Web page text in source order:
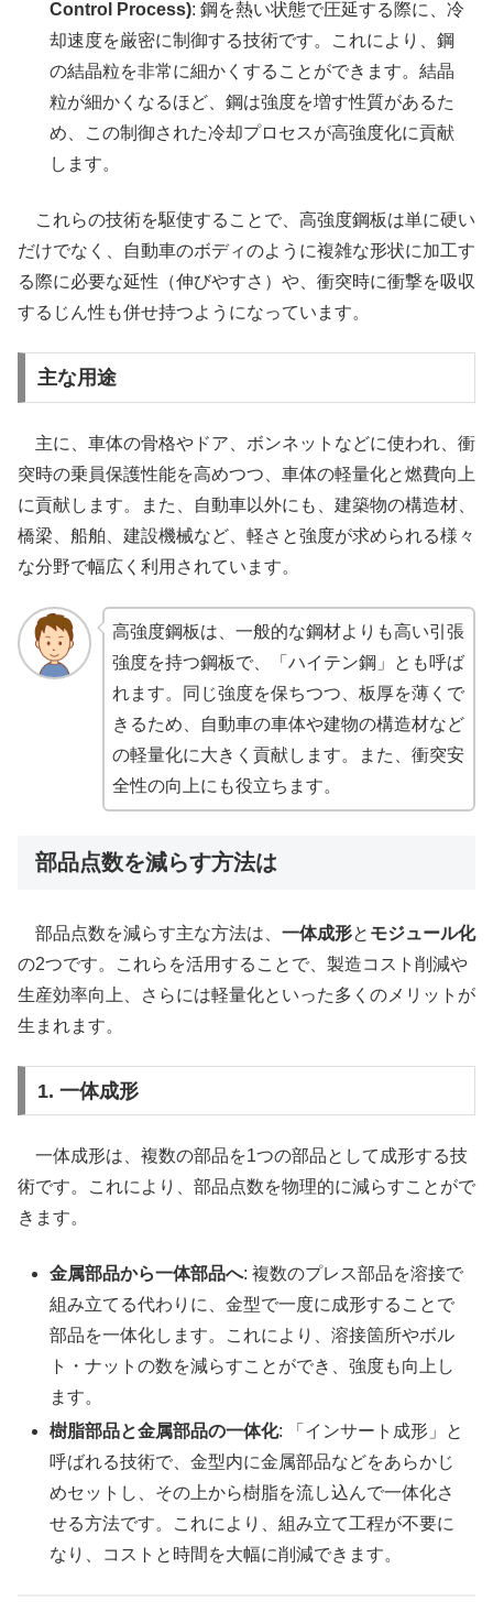
Control Process): 鋼を熱い状態で圧延する際に、冷
却速度を厳密に制御する技術です。これにより、鋼
の結晶粒を非常に細かくすることができます。結晶
粒が細かくなるほど、鋼は強度を増す性質があるた
め、この制御された冷却プロセスが高強度化に貢献
します。
これらの技術を駆使することで、高強度鋼板は単に硬い
だけでなく、自動車のボディのように複雑な形状に加工す
る際に必要な延性（伸びやすさ）や、衝突時に衝撃を吸収
するじん性も併せ持つようになっています。
主な用途
主に、車体の骨格やドア、ボンネットなどに使われ、衝
突時の乗員保護性能を高めつつ、車体の軽量化と燃費向上
に貢献します。また、自動車以外にも、建築物の構造材、
橋梁、船舶、建設機械など、軽さと強度が求められる様々
な分野で幅広く利用されています。
高強度鋼板は、一般的な鋼材よりも高い引張
強度を持つ鋼板で、「ハイテン鋼」とも呼ば
れます。同じ強度を保ちつつ、板厚を薄くで
きるため、自動車の車体や建物の構造材など
の軽量化に大きく貢献します。また、衝突安
全性の向上にも役立ちます。
部品点数を減らす方法は
部品点数を減らす主な方法は、 一体成形と モジュール化
の2つです。これらを活用することで、製造コスト削減や
生産効率向上、さらには軽量化といった多くのメリットが
生まれます。
1. 一体成形
一体成形は、複数の部品を1つの部品として成形する技
術です。これにより、部品点数を物理的に減らすことがで
きます。
金属部品から一体部品へ: 複数のプレス部品を溶接で
組み立てる代わりに、金型で一度に成形することで
部品を一体化します。これにより、溶接箇所やボル
ト・ナットの数を減らすことができ、強度も向上し
ます。
樹脂部品と金属部品の一体化: 「インサート成形」と
呼ばれる技術で、金型内に金属部品などをあらかじ
めセットし、その上から樹脂を流し込んで一体化さ
せる方法です。これにより、組み立て工程が不要に
なり、コストと時間を大幅に削減できます。